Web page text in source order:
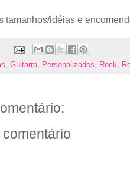
tamanhos/idéias e
, Guitarra, Personalizados, Rock,
comentário